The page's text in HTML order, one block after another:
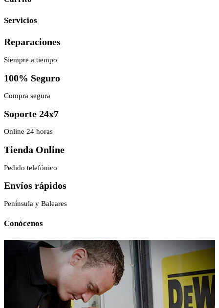
Servicios
Reparaciones
Siempre a tiempo
100% Seguro
Compra segura
Soporte 24x7
Online 24 horas
Tienda Online
Pedido telefónico
Envíos rápidos
Península y Baleares
Conócenos